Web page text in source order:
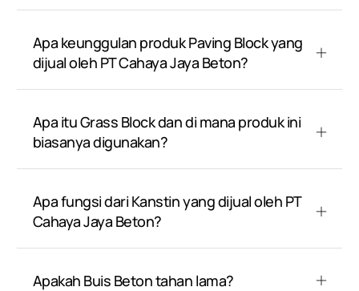
Apa keunggulan produk Paving Block yang
dijual oleh PT Cahaya Jaya Beton?
Apa itu Grass Block dan di mana produk ini
biasanya digunakan?
Apa fungsi dari Kanstin yang dijual oleh PT
Cahaya Jaya Beton?
Apakah Buis Beton tahan lama?